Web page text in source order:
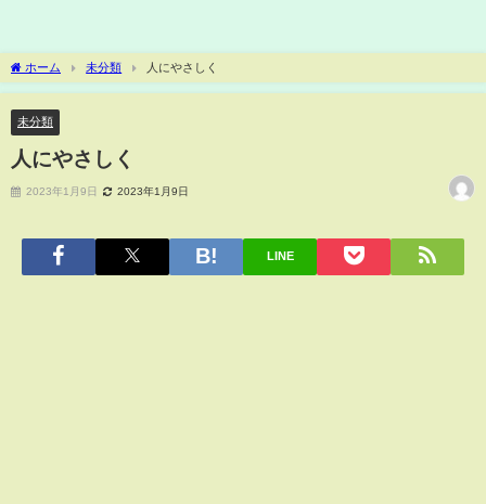
ホーム 未分類 人にやさしく
未分類
人にやさしく
2023年1月9日 2023年1月9日
LINE